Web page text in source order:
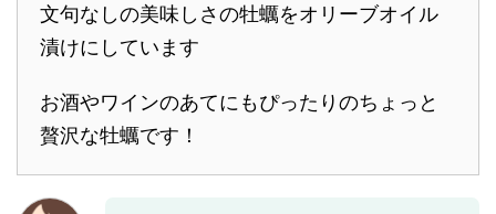
文句なしの美味しさの牡蠣をオリーブオイル
漬けにしています
お酒やワインのあてにもぴったりのちょっと
贅沢な牡蠣です！